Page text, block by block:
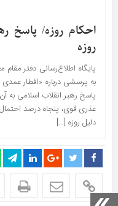
احکام روزه/ پاسخ
روزه
پایگاه اطلاع‌رسانی دفتر
به پرسشی درباره «افطار
پاسخ رهبر انقلاب اسلامی
عذری قوی، پنجاه درصد
دلیل روزه […]